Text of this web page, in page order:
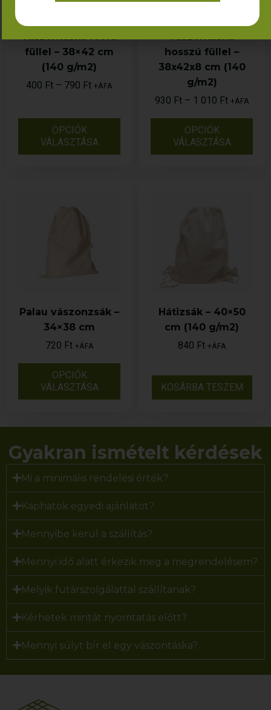
füllel – 38×42 cm
(140 g/m2)
400 Ft – 790 Ft +ÁFA
OPCIÓK
VÁLASZTÁSA
hosszú füllel –
38x42x8 cm (140
g/m2)
930 Ft – 1 010 Ft +ÁFA
OPCIÓK
VÁLASZTÁSA
Palau vászonzsák –
34×38 cm
720 Ft +ÁFA
OPCIÓK
VÁLASZTÁSA
Hátizsák – 40×50
cm (140 g/m2)
840 Ft +ÁFA
KOSÁRBA TESZEM
Gyakran ismételt kérdések
Mi a minimális rendelési érték?
Kaphatok egyedi ajánlatot?
Mennyibe kerül a szállítás?
Mennyi idő alatt érkezik meg a megrendelésem?
Melyik futárszolgálattal szállítanak?
Kérhetek mintát nyomtatás előtt?
Mennyi súlyt bír el egy vászontáska?